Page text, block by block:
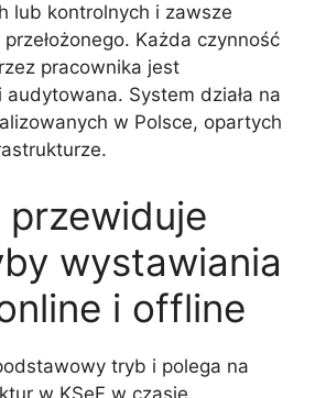
lub kontrolnych i zawsze
Każda czynność
pracownika jest
System działa na
w Polsce, opartych
przewiduje
wystawiania
i offline
tryb i polega na
w KSeF w czasie